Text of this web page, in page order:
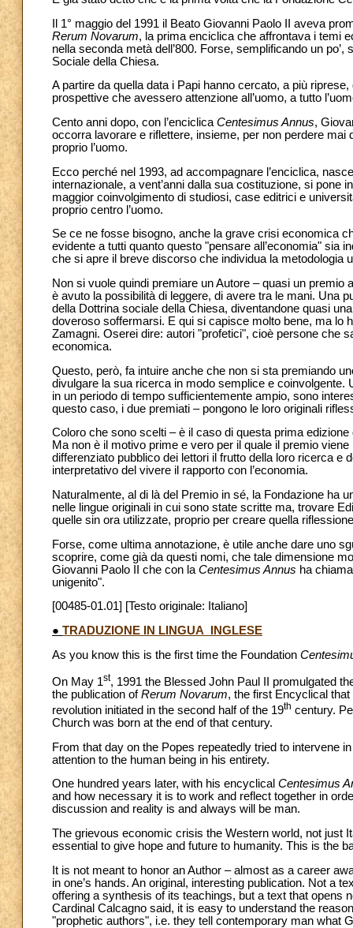
Il 1° maggio del 1991 il Beato Giovanni Paolo II aveva
Rerum Novarum, la prima enciclica che affrontava i temi
nella seconda metà dell’800. Forse, semplificando un
Sociale della Chiesa.
A partire da quella data i Papi hanno cercato, a più
prospettive che avessero attenzione all’uomo, a tutto
Cento anni dopo, con l’enciclica Centesimus Annus,
occorra lavorare e riflettere, insieme, per non perdere
proprio l’uomo.
Ecco perché nel 1993, ad accompagnare l’enciclica,
internazionale, a vent’anni dalla sua costituzione, si
maggior coinvolgimento di studiosi, case editrici e
proprio centro l’uomo.
Se ce ne fosse bisogno, anche la grave crisi economica
evidente a tutti quanto questo "pensare all’economia" sia
che si apre il breve discorso che individua la metodologia
Non si vuole quindi premiare un Autore – quasi un
è avuto la possibilità di leggere, di avere tra le mani. Una
della Dottrina sociale della Chiesa, diventandone quasi
doveroso soffermarsi. E qui si capisce molto bene, ma lo
Zamagni. Oserei dire: autori "profetici", cioè persone che
economica.
Questo, però, fa intuire anche che non si sta premiando
divulgare la sua ricerca in modo semplice e coinvolgente.
in un periodo di tempo sufficientemente ampio, sono
questo caso, i due premiati – pongono le loro originali
Coloro che sono scelti – è il caso di questa prima
Ma non è il motivo prime e vero per il quale il premio
differenziato pubblico dei lettori il frutto della loro ricerca e
interpretativo del vivere il rapporto con l’economia.
Naturalmente, al di là del Premio in sé, la Fondazione ha
nelle lingue originali in cui sono state scritte ma, trovare
quelle sin ora utilizzate, proprio per creare quella
Forse, come ultima annotazione, è utile anche dare uno
scoprire, come già da questi nomi, che tale dimensione
Giovanni Paolo II che con la Centesimus Annus ha
unigenito".
[00485-01.01] [Testo originale: Italiano]
● TRADUZIONE IN LINGUA INGLESE
As you know this is the first time the Foundation
On May 1st, 1991 the Blessed John Paul II promulgated
the publication ofRerum Novarum, the first Encyclical
revolution initiated in the second half of the 19th century.
Church was born at the end of that century.
From that day on the Popes repeatedly tried to intervene
attention to the human being in his entirety.
One hundred years later, with his encyclical Centesimus
and how necessary it is to work and reflect together in
discussion and reality is and always will be man.
The grievous economic crisis the Western world, not just
essential to give hope and future to humanity. This is the
It is not meant to honor an Author – almost as a career
in one’s hands. An original, interesting publication. Not a
offering a synthesis of its teachings, but a text that opens
Cardinal Calcagno said, it is easy to understand the
"prophetic authors", i.e. they tell contemporary man what